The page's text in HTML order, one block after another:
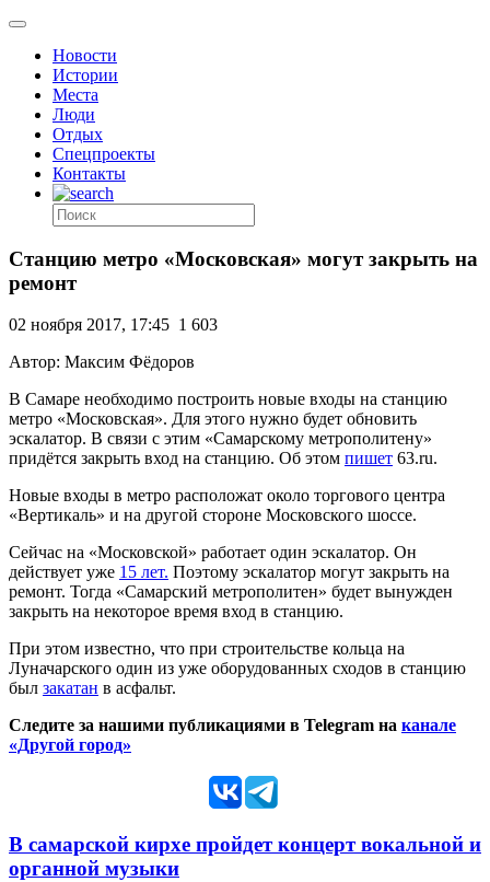
Новости
Истории
Места
Люди
Отдых
Спецпроекты
Контакты
Станцию метро «Московская» могут закрыть на
ремонт
02 ноября 2017, 17:45 1 603
Автор: Максим Фёдоров
В Самаре необходимо построить новые входы на станцию
метро «Московская». Для этого нужно будет обновить
эскалатор. В связи с этим «Самарскому метрополитену»
придётся закрыть вход на станцию. Об этом пишет 63.ru.
Новые входы в метро расположат около торгового центра
«Вертикаль» и на другой стороне Московского шоссе.
Сейчас на «Московской» работает один эскалатор. Он
действует уже 15 лет. Поэтому эскалатор могут закрыть на
ремонт. Тогда «Самарский метрополитен» будет вынужден
закрыть на некоторое время вход в станцию.
При этом известно, что при строительстве кольца на
Луначарского один из уже оборудованных сходов в станцию
был закатан в асфальт.
Следите за нашими публикациями в Telegram на канале
«Другой город»
В самарской кирхе пройдет концерт вокальной и
органной музыки